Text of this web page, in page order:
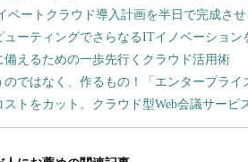
ベートクラウド導入計画を半日で完成さ
ューティングでさらなるITイノベーション
備えるための一歩先行くクラウド活用術
のではなく、作るもの！「エンタープラ
ストをカット。クラウド型Web会議サービ